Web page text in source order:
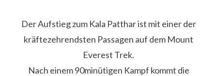
Der Aufstieg zum Kala Patthar ist mit einer der
kräftezehrendsten Passagen auf dem Mount
Everest Trek.
Nach einem 90minütigen Kampf kommt die